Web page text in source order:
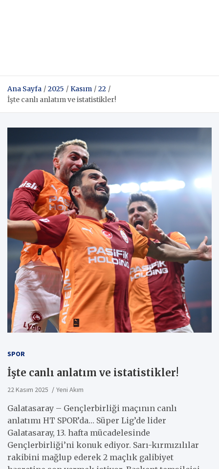
Ana Sayfa 2025 Kasım
22
İşte canlı anlatım ve istatistikler!
SPOR
İşte canlı anlatım ve istatistikler!
22 Kasım 2025 Yeni Akım
Galatasaray – Gençlerbirliği maçının canlı
anlatımı HT SPOR’da… Süper Lig’de lider
Galatasaray, 13. hafta mücadelesinde
Gençlerbirliği’ni konuk ediyor. Sarı-kırmızılılar
rakibini mağlup ederek 2 maçlık galibiyet